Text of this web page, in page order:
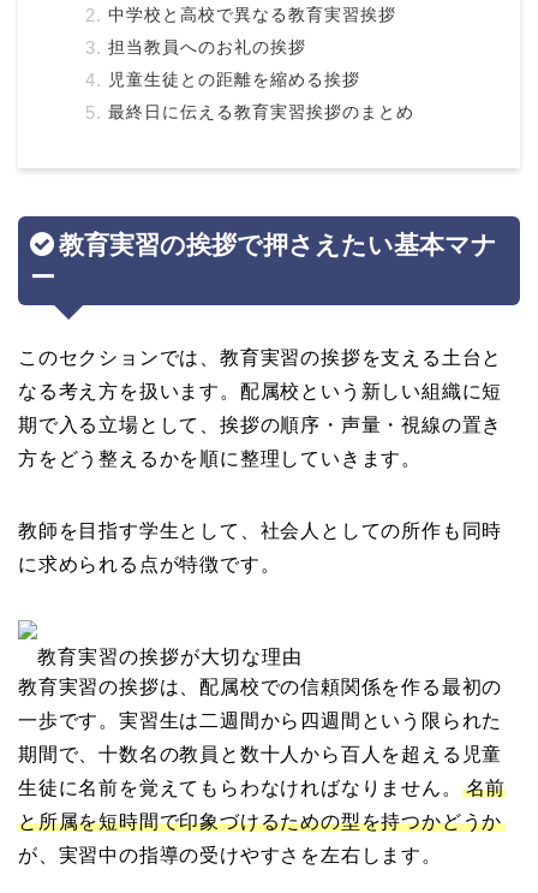
中学校と高校で異なる教育実習挨拶
担当教員へのお礼の挨拶
児童生徒との距離を縮める挨拶
最終日に伝える教育実習挨拶のまとめ
教育実習の挨拶で押さえたい基本マナ
ー
このセクションでは、教育実習の挨拶を支える土台と
なる考え方を扱います。配属校という新しい組織に短
期で入る立場として、挨拶の順序・声量・視線の置き
方をどう整えるかを順に整理していきます。
教師を目指す学生として、社会人としての所作も同時
に求められる点が特徴です。
教育実習の挨拶が大切な理由
教育実習の挨拶は、配属校での信頼関係を作る最初の
一歩です。実習生は二週間から四週間という限られた
期間で、十数名の教員と数十人から百人を超える児童
生徒に名前を覚えてもらわなければなりません。
名前
と所属を短時間で印象づけるための型を持つかどうか
が、実習中の指導の受けやすさを左右します。